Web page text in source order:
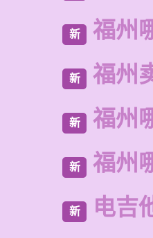
新 福州
新 福州
新 福州
新 福州
新 电吉